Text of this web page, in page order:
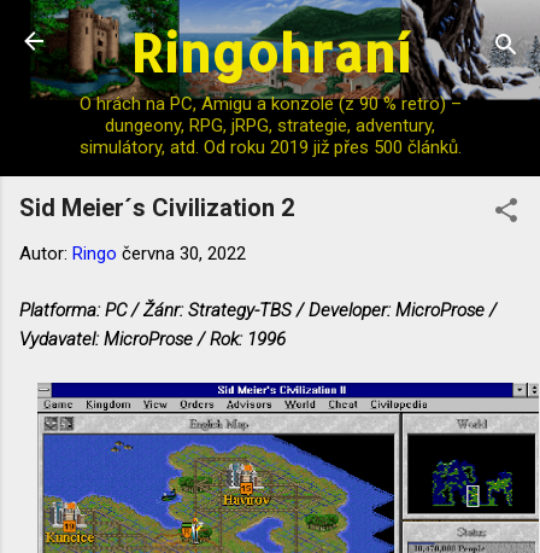
Přeskočit na hlavní obsah
Ringohraní
O hrách na PC, Amigu a konzole (z 90 % retro) –
dungeony, RPG, jRPG, strategie, adventury,
simulátory, atd. Od roku 2019 již přes 500 článků.
Sid Meier´s Civilization 2
Autor: Ringo června 30, 2022
Platforma: PC / Žánr: Strategy-TBS / Developer: MicroProse /
Vydavatel: MicroProse / Rok: 1996